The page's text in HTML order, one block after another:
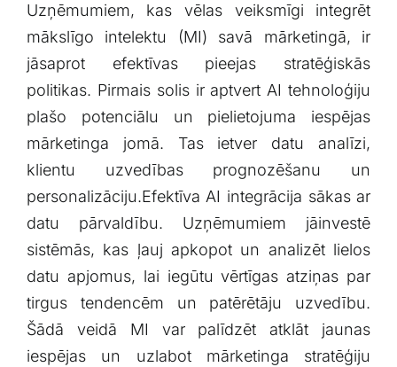
Uzņēmumiem, kas vēlas veiksmīgi integrēt
mākslīgo intelektu (MI) savā mārketingā, ir
jāsaprot efektīvas ​pieejas‌ stratēģiskās
politikas. Pirmais solis ir aptvert AI tehnoloģiju
plašo potenciālu‍ un pielietojuma iespējas
mārketinga jomā. Tas ietver ⁣datu⁢ analīzi,
klientu ‌uzvedības prognozēšanu un
⁣personalizāciju.Efektīva AI integrācija sākas ar
datu pārvaldību. Uzņēmumiem jāinvestē
sistēmās, kas ļauj⁤ apkopot un analizēt⁢ lielos
datu‌ apjomus, lai iegūtu vērtīgas atziņas par
tirgus tendencēm ‍un patērētāju uzvedību.
Šādā veidā MI var palīdzēt atklāt⁢ jaunas
iespējas un ⁣uzlabot mārketinga stratēģiju